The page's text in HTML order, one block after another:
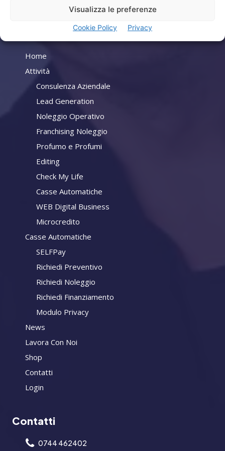
Visualizza le preferenze
Cookie Policy Privacy
Company
Home
Attività
Consulenza Aziendale
Lead Generation
Noleggio Operativo
Franchising Noleggio
Profumo e Profumi
Editing
Check My Life
Casse Automatiche
WEB Digital Business
Microcredito
Casse Automatiche
SELFPay
Richiedi Preventivo
Richiedi Noleggio
Richiedi Finanziamento
Modulo Privacy
News
Lavora Con Noi
Shop
Contatti
Login
Contatti
0744 462402